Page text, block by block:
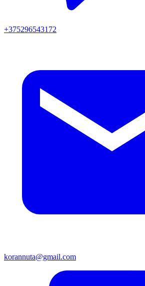
+375296543172
korannuta@gmail.com